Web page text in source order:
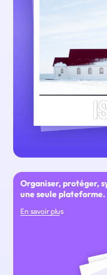
Organiser, protéger,
une seule plateforme.
En savoir plus